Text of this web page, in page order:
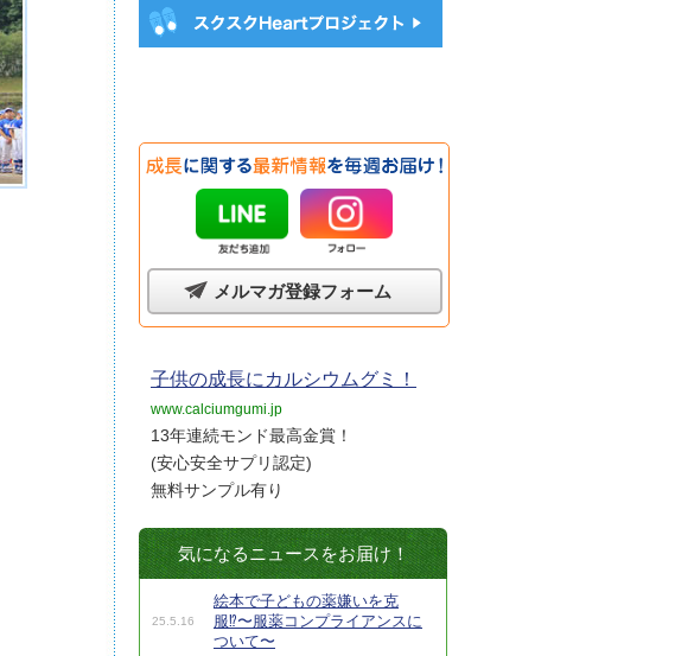
メルマガ登録フォーム
子供の成長にカルシウムグミ！
www.calciumgumi.jp
13年連続モンド最高金賞！
(安心安全サプリ認定)
無料サンプル有り
気になるニュースをお届け！
25.5.16
絵本で子どもの薬嫌いを克
服⁉︎〜服薬コンプライアンスに
ついて〜